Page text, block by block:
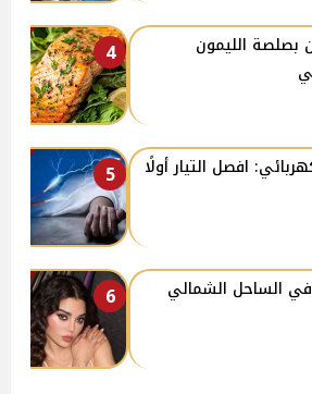
4
الليمون
5
افصل التيار أولًا
6
الساحل الشمالي